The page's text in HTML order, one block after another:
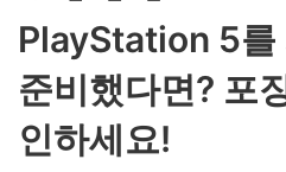
PlayStation 5를
준비했다면? 포
인하세요!